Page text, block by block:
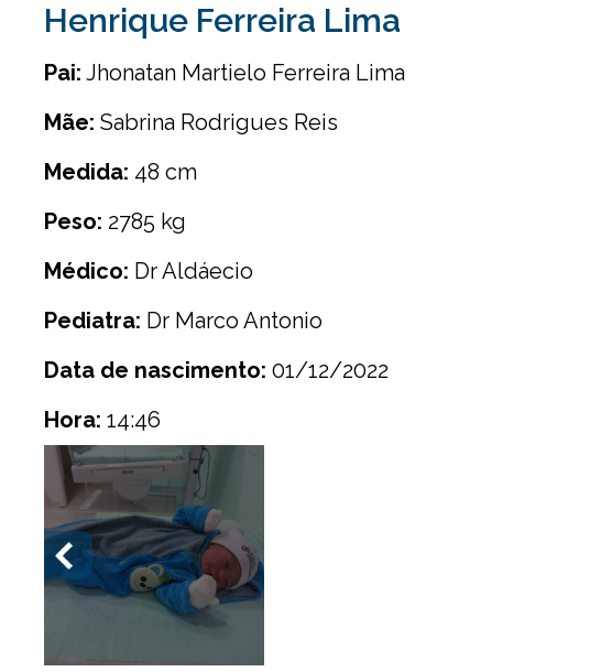
Henrique Ferreira Lima
Pai: Jhonatan Martielo Ferreira Lima
Mãe: Sabrina Rodrigues Reis
Medida: 48 cm
Peso: 2785 kg
Médico: Dr Aldáecio
Pediatra: Dr Marco Antonio
Data de nascimento: 01/12/2022
Hora: 14:46